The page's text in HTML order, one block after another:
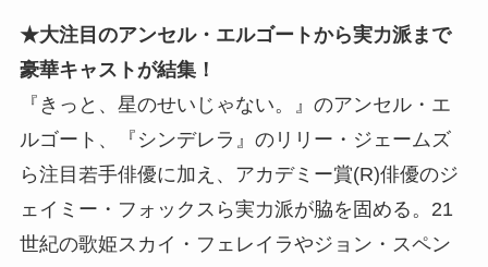
★大注目のアンセル・エルゴートから実力派まで
豪華キャストが結集！
『きっと、星のせいじゃない。』のアンセル・エ
ルゴート、『シンデレラ』のリリー・ジェームズ
ら注目若手俳優に加え、アカデミー賞(R)俳優のジ
ェイミー・フォックスら実力派が脇を固める。21
世紀の歌姫スカイ・フェレイラやジョン・スペン